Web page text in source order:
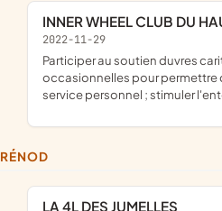
INNER WHEEL CLUB DU
2022-11-29
participer au soutien duvres caritatives et humanitaires par une implication personnelle et/ou financières ; réaliser des activités
occasionnelles pour permettre
service personnel ; stimuler
BRÉNOD
LA 4L DES JUMELLES